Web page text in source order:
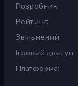
Розробник
Рейтинг
Звільнений
Ігровий двигун
Платформа